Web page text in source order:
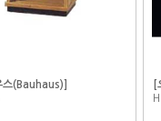
스(Bauhaus)]
[